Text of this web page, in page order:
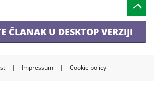
ČLANAK U DESKTOP VERZIJI
| Impressum | Cookie policy